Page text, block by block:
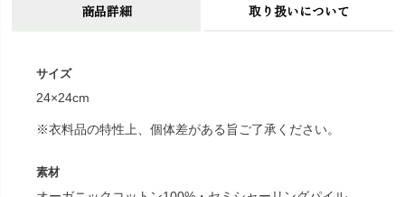
商品詳細 取り扱いについて
サイズ
24×24cm
※衣料品の特性上、個体差がある旨ご了承ください。
素材